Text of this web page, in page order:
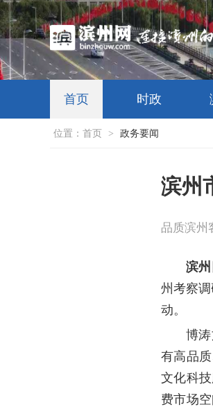
首页 时政
位置： 首页 > 政务要闻
滨州
品质滨州
滨
州考察
动。
博
有高品
文化科
费市场